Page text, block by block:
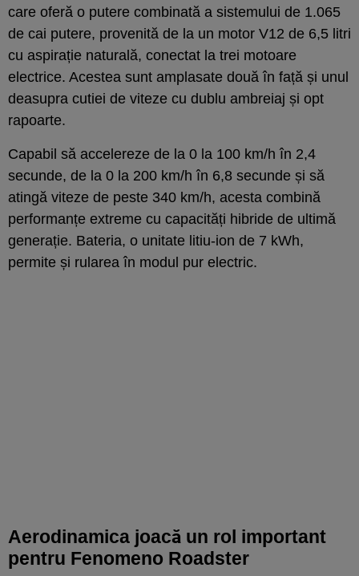
care oferă o putere combinată a sistemului de 1.065
de cai putere, provenită de la un motor V12 de 6,5 litri
cu aspirație naturală, conectat la trei motoare
electrice. Acestea sunt amplasate două în față și unul
deasupra cutiei de viteze cu dublu ambreiaj și opt
rapoarte.
Capabil să accelereze de la 0 la 100 km/h în 2,4
secunde, de la 0 la 200 km/h în 6,8 secunde și să
atingă viteze de peste 340 km/h, acesta combină
performanțe extreme cu capacități hibride de ultimă
generație. Bateria, o unitate litiu-ion de 7 kWh,
permite și rularea în modul pur electric.
Aerodinamica joacă un rol important
pentru Fenomeno Roadster